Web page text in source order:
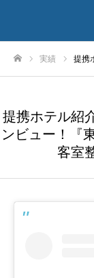
実績 提携ホテル
提携ホテル紹
ンビュー！『
客室